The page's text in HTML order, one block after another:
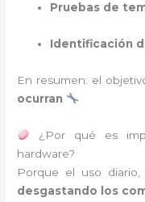
Pruebas de
Identificación
En resumen: el
ocurran
¿Por qué es
hardware?
Porque el uso
desgastando los